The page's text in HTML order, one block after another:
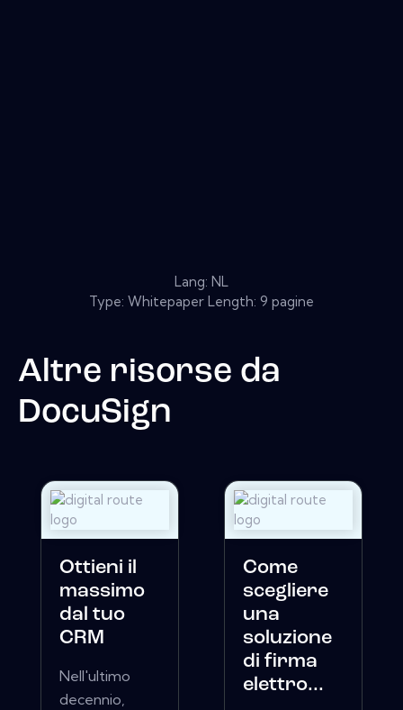
Lang: NL
Type: Whitepaper Length: 9 pagine
Altre risorse da
DocuSign
Ottieni il
massimo
dal tuo
CRM
Nell'ultimo
decennio,
Come
scegliere
una
soluzione
di firma
elettro...